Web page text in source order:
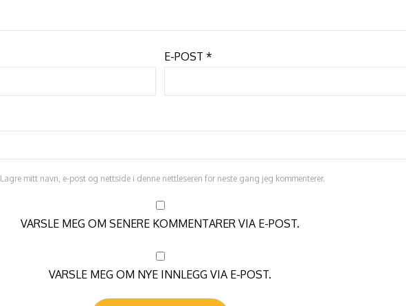
E-POST *
Lagre mitt navn, e-post og nettside i denne nettleseren for neste gang jeg kommenterer.
VARSLE MEG OM SENERE KOMMENTARER VIA E-POST.
VARSLE MEG OM NYE INNLEGG VIA E-POST.